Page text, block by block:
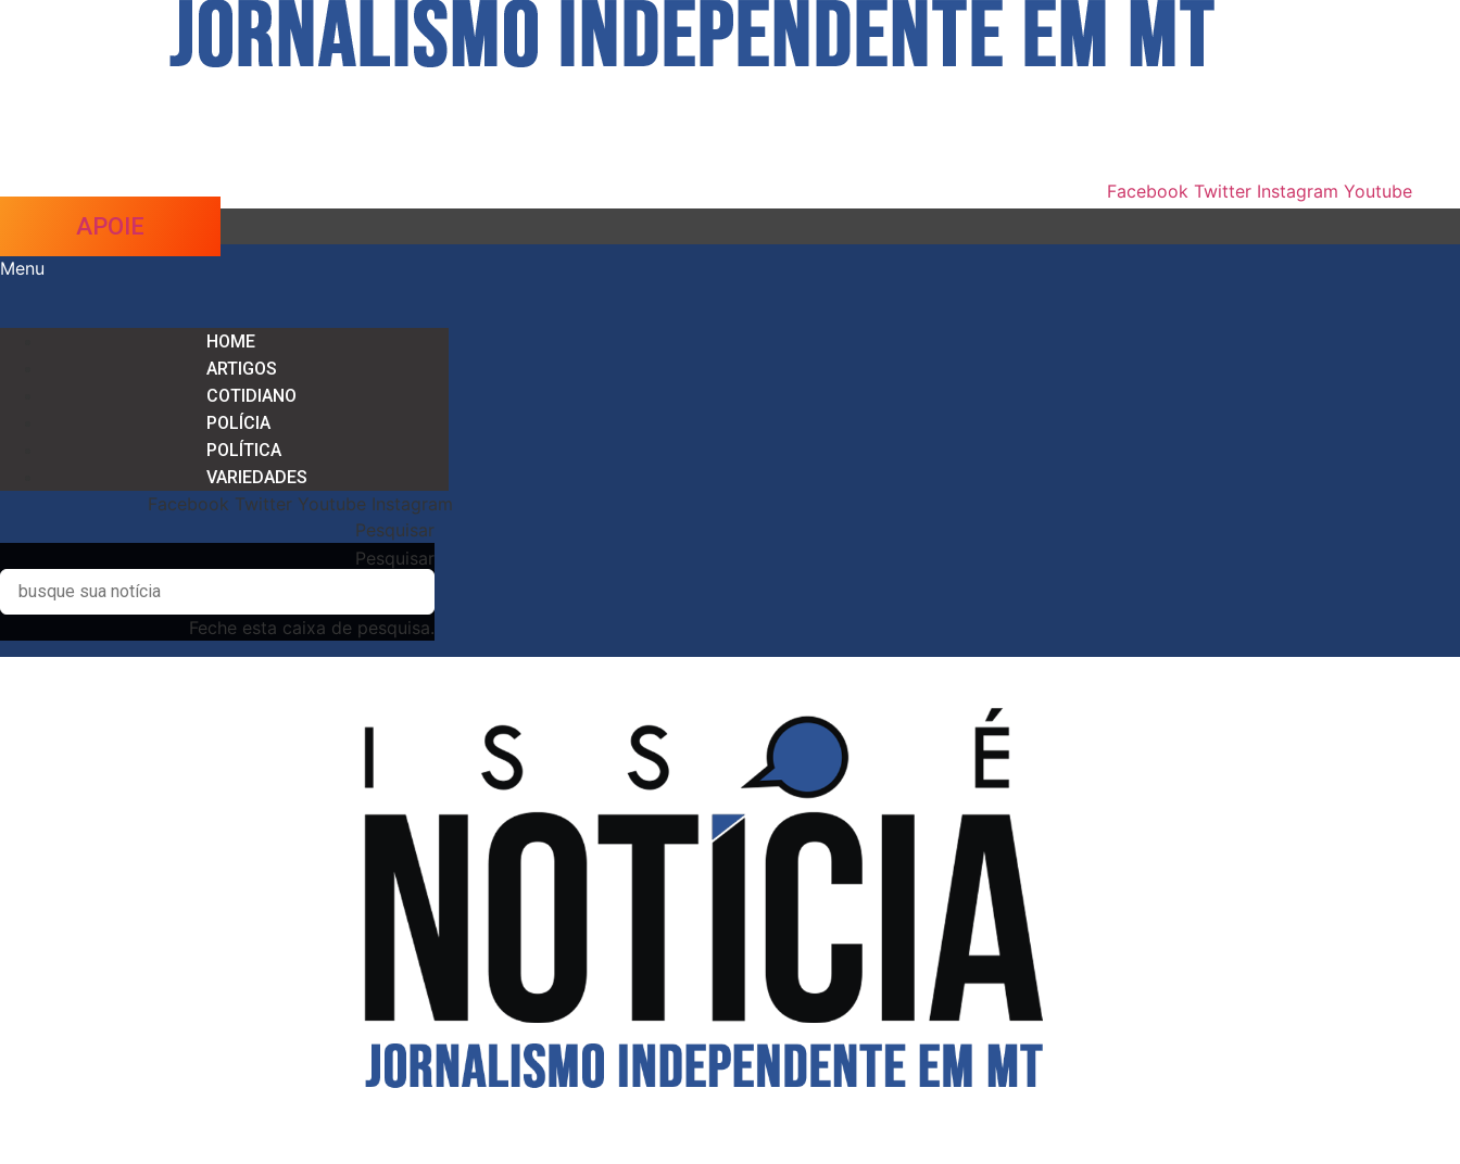
Facebook Twitter Instagram Youtube
APOIE
Menu
HOME
ARTIGOS
COTIDIANO
POLÍCIA
POLÍTICA
VARIEDADES
Facebook Twitter Youtube Instagram
Pesquisar
Pesquisar
Feche esta caixa de pesquisa.